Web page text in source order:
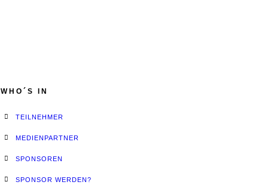
WHO´S IN
TEILNEHMER
MEDIENPARTNER
SPONSOREN
SPONSOR WERDEN?